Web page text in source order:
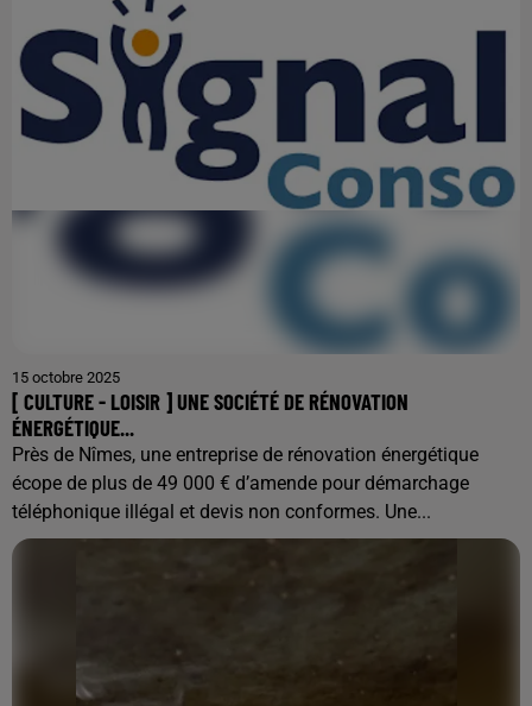
15 octobre 2025
[ CULTURE - LOISIR ] UNE SOCIÉTÉ DE RÉNOVATION
ÉNERGÉTIQUE...
Près de Nîmes, une entreprise de rénovation énergétique
écope de plus de 49 000 € d’amende pour démarchage
téléphonique illégal et devis non conformes. Une...